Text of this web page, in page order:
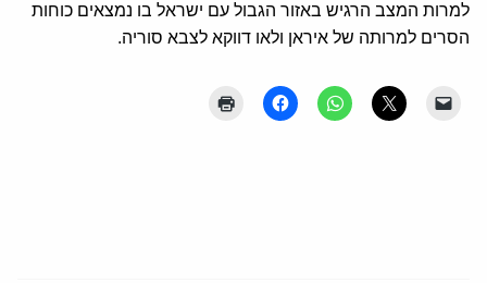
למרות המצב הרגיש באזור הגבול עם ישראל בו נמצאים כוחות
הסרים למרותה של איראן ולאו דווקא לצבא סוריה.